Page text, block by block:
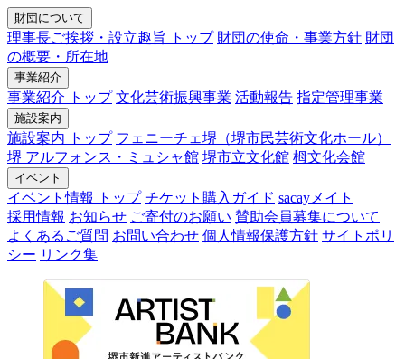
財団について
理事長ご挨拶・設立趣旨 トップ 財団の使命・事業方針 財団
の概要・所在地
事業紹介
事業紹介 トップ 文化芸術振興事業 活動報告 指定管理事業
施設案内
施設案内 トップ フェニーチェ堺（堺市民芸術文化ホール）
堺 アルフォンス・ミュシャ館 堺市立文化館 栂文化会館
イベント
イベント情報 トップ チケット購入ガイド sacayメイト
採用情報 お知らせ ご寄付のお願い 賛助会員募集について
よくあるご質問 お問い合わせ 個人情報保護方針 サイトポリ
シー リンク集